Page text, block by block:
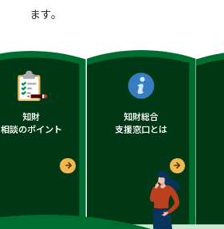
ます。
知財
相談のポイント
知財総合
支援窓口とは